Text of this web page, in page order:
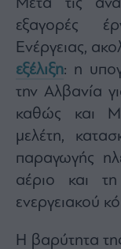
Μετά τις
εξαγορές
Ενέργειας,
εξέλιξη: η
την Αλβανία
καθώς και
μελέτη,
παραγωγής
αέριο και
ενεργειακού
Η βαρύτητα